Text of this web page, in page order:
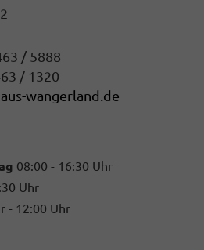
/ 5888
/ 1320
wangerland.de
08:00 - 16:30 Uhr
Uhr
- 12:00 Uhr